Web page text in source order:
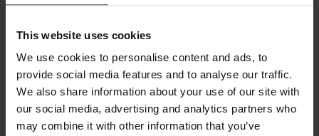
This website uses cookies
We use cookies to personalise content and ads, to
provide social media features and to analyse our traffic.
We also share information about your use of our site with
our social media, advertising and analytics partners who
may combine it with other information that you’ve
Die Uhr hat Saphirglas, welches im Gegensatz der Officer Pro
über dem Edelstahlgehäuse ist.
Das heisst wenn die Uhr zum Beispiel entlang einer Wand
schrammt, das Gehäuse trotzdem schwarz bleibt.
Dem Glas passiert nichts. Gute Ablesbarkeit am Tag und in
der Nacht, gute Gangreserve.